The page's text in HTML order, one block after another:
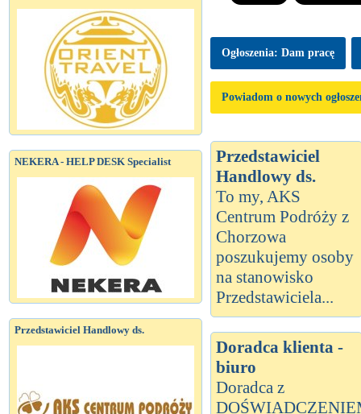
NEKERA - HELP DESK Specialist
Przedstawiciel Handlowy ds.
Ogłoszenia: Dam pracę
Powiadom o nowych
Przedstawiciel
Handlowy ds.
To my, AKS
Centrum Podróży z
Chorzowa
poszukujemy osoby
na stanowisko
Przedstawiciela...
Doradca klienta -
biuro
Doradca z